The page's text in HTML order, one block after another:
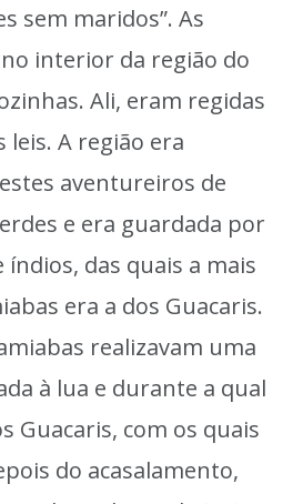
sem maridos”. As
interior da região do
Ali, eram regidas
A região era
aventureiros de
e era guardada por
das quais a mais
era a dos Guacaris.
realizavam uma
à lua e durante a qual
Guacaris, com os quais
do acasalamento,